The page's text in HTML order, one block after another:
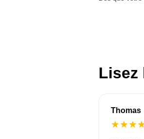
Lisez
Thomas
★★★